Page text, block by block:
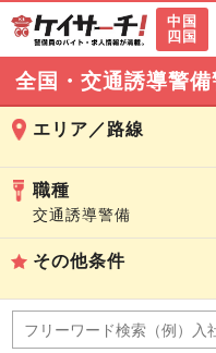
中国
四国
全国・交通誘導警
エリア／路線
職種
交通誘導警備
その他条件